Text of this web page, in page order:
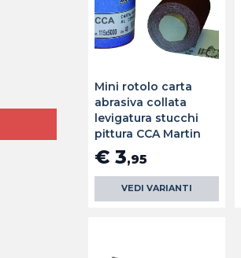
Mini rotolo carta
abrasiva collata
levigatura stucchi
pittura CCA Martin
€ 3,95
VEDI VARIANTI